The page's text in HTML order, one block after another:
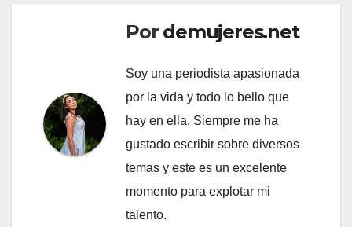
Por demujeres.net
Soy una periodista apasionada
por la vida y todo lo bello que
hay en ella. Siempre me ha
gustado escribir sobre diversos
temas y este es un excelente
momento para explotar mi
talento.